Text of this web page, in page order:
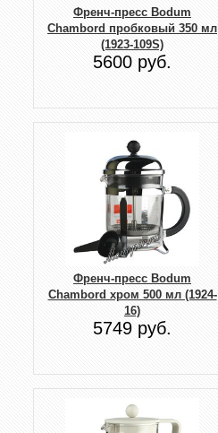
Френч-пресс Bodum
Chambord пробковый 350 мл
(1923-109S)
5600 руб.
Френч-пресс Bodum
Chambord хром 500 мл (1924-
16)
5749 руб.